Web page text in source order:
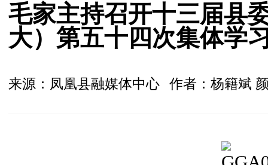
毛家主持召开十三届县
大）第五十四次集体学
来源：凤凰县融媒体中心 作者：杨籍斌